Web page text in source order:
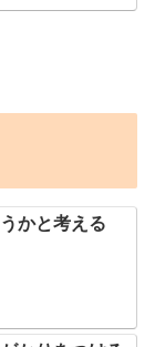
かと考える